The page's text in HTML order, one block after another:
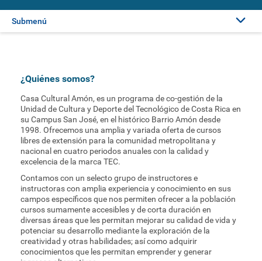
Submenú
¿Quiénes somos?
Casa Cultural Amón, es un programa de co-gestión de la
Unidad de Cultura y Deporte del Tecnológico de Costa Rica en
su Campus San José, en el histórico Barrio Amón desde
1998. Ofrecemos una amplia y variada oferta de cursos
libres de extensión para la comunidad metropolitana y
nacional en cuatro periodos anuales con la calidad y
excelencia de la marca TEC.
Contamos con un selecto grupo de instructores e
instructoras con amplia experiencia y conocimiento en sus
campos específicos que nos permiten ofrecer a la población
cursos sumamente accesibles y de corta duración en
diversas áreas que les permitan mejorar su calidad de vida y
potenciar su desarrollo mediante la exploración de la
creatividad y otras habilidades; así como adquirir
conocimientos que les permitan emprender y generar